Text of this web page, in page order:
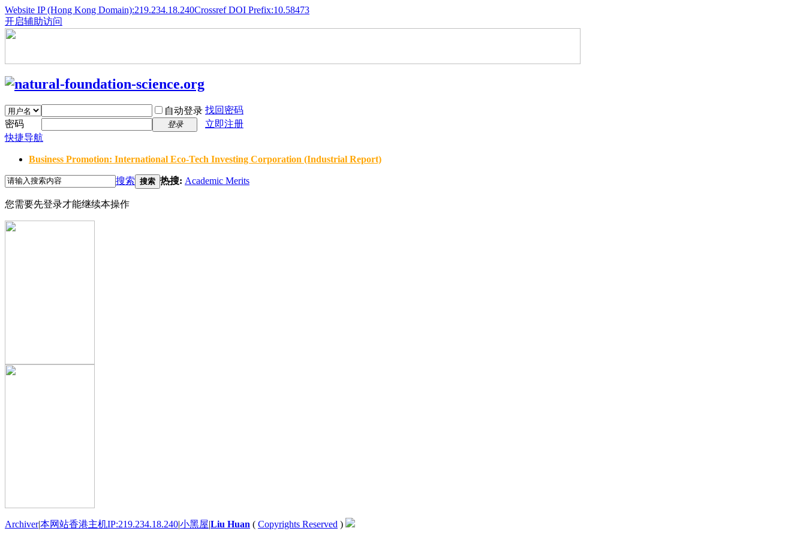
Website IP (Hong Kong Domain):219.234.18.240Crossref DOI Prefix:10.58473
开启辅助访问
自动登录 找回密码
密码
登录
立即注册
快捷导航
Business Promotion: International Eco-Tech Investing Corporation (Industrial Report)
搜索 搜索 热搜: Academic Merits
您需要先登录才能继续本操作
Archiver|本网站香港主机IP:219.234.18.240|小黑屋|Liu Huan ( Copyrights Reserved )